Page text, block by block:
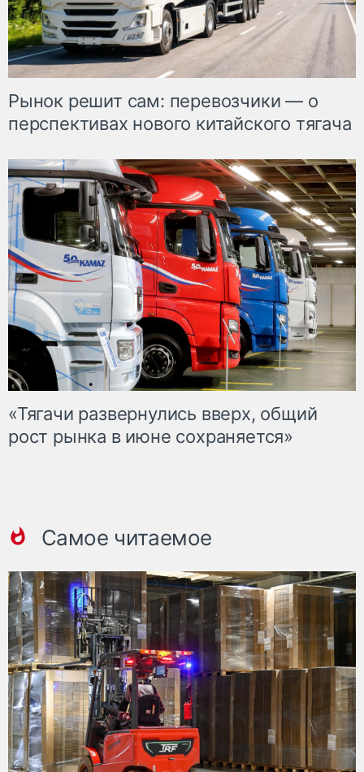
Рынок решит сам: перевозчики — о
перспективах нового китайского тягача
«Тягачи развернулись вверх, общий
рост рынка в июне сохраняется»
Самое читаемое